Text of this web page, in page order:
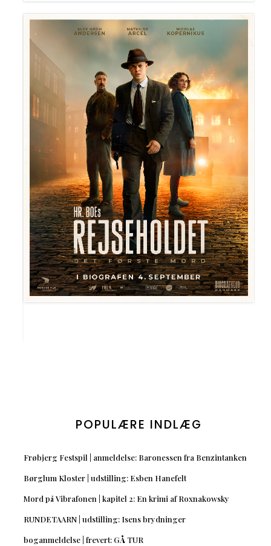
POPULÆRE INDLÆG
Frøbjerg Festspil | anmeldelse: Baronessen fra Benzintanken
Børglum Kloster | udstilling: Esben Hanefelt
Mord på Vibrafonen | kapitel 2: En krimi af Roxnakowsky
RUNDETAARN | udstilling: Isens brydninger
boganmeldelse | frevert: GÅ TUR